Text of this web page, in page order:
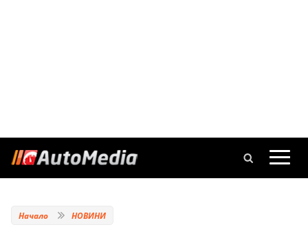
Начало НОВИНИ